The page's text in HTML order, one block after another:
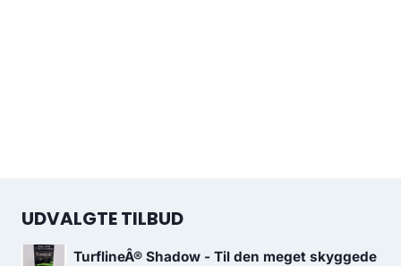
UDVALGTE TILBUD
TurflineÂ® Shadow - Til den meget skyggede